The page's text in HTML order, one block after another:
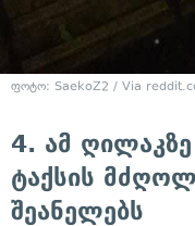
ფოტო: SaekoZ2 / Via
4. ამ
ტაქსის
შეანელებს